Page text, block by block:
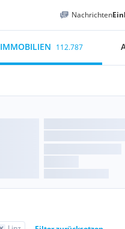
Nachrichten
IMMOBILIEN 112.787